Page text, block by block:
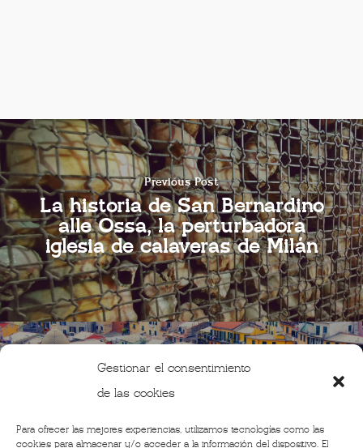
Gestionar el consentimiento
de las cookies
Para ofrecer las mejores experiencias, utilizamos tecnologías como las
cookies para almacenar y/o acceder a la información del dispositivo. El
Previous Post
La historia de San Bernardino
alle Ossa, la perturbadora
iglesia de calaveras de Milán
Next Post
(y de Cinque Terre)